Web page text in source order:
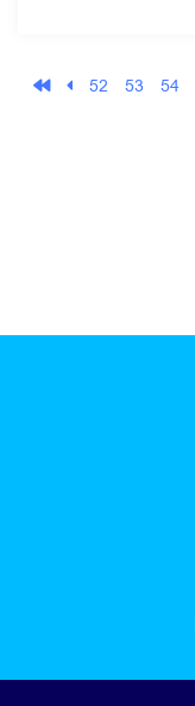
52 53 54